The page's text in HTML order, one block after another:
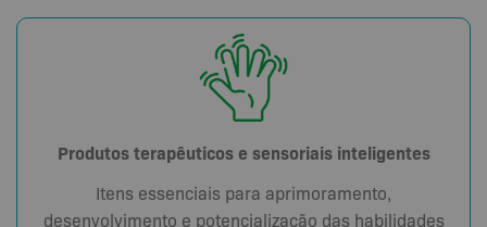
Produtos terapêuticos e sensoriais inteligentes
Itens essenciais para aprimoramento,
desenvolvimento e potencialização das habilidades